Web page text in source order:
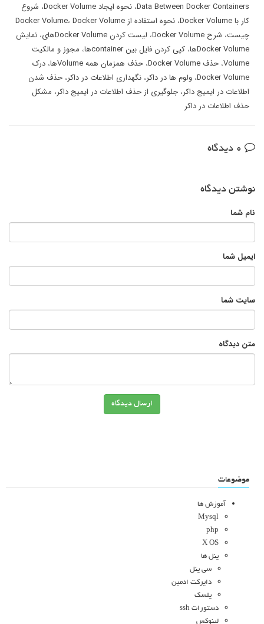
Data Between Docker Containers، نحوه ایجاد Docker Volume ، شروع
کار با Docker Volume
، نحوه استفاده از Docker Volume ، Docker Volume
چیست، شرح Docker Volume ، لیست کردن Docker Volumeهای ، نمایش
Docker Volumeها
، کپی کردن فایل بین containerها ، مجوز و مالکیت
Volume، حذف Docker Volume ، حذف همزمان همه Volumeها ، درک
Docker Volume، ولوم ها در داکر، نگهداری اطلاعات در داکر، حذف شدن
اطلاعات در ایمیج داکر، جلوگیری از حذف اطلاعات در ایمیج داکر، مشکل
حذف اطلاعات در داکر
نوشتن دیدگاه
نام شما
ایمیل شما
سایت شما
متن دیدگاه
ارسال دیدگاه
موضوعات
آموزش ها
Mysql
php
X OS
پنل ها
سی پنل
دایرکت ادمین
پلسک
دستورات ssh
لینوکس